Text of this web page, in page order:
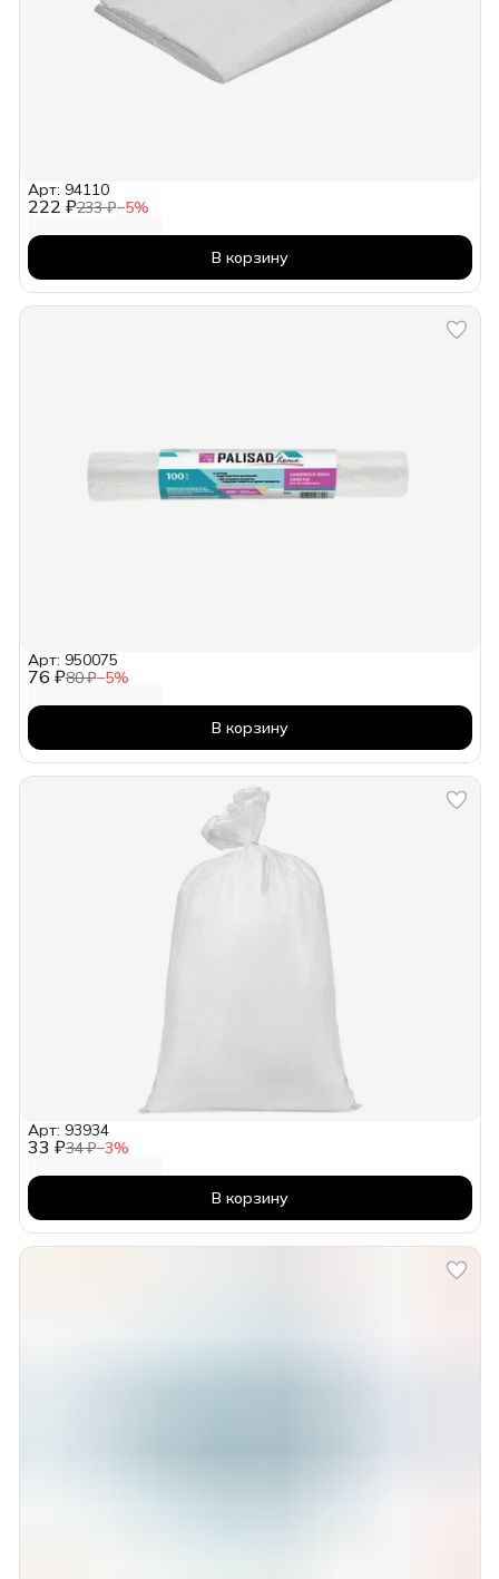
222 ₽233 ₽−5%
Арт: 94110
В корзину
76 ₽80 ₽−5%
Арт: 950075
В корзину
33 ₽34 ₽−3%
Арт: 93934
В корзину